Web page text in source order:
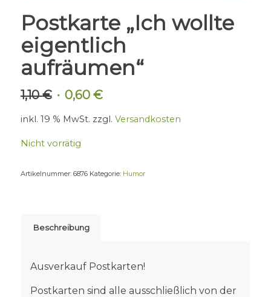
Postkarte „Ich wollte
eigentlich
aufräumen“
1,10€ Ursprünglicher
war:
1,10 €
0,60 €Aktueller
ist:
inkl. 19 % MwSt. zzgl. Versandkosten
Nicht vorrätig
Artikelnummer: 6876 Kategorie: Humor
Beschreibung
Ausverkauf Postkarten!
Postkarten sind alle ausschließlich von der